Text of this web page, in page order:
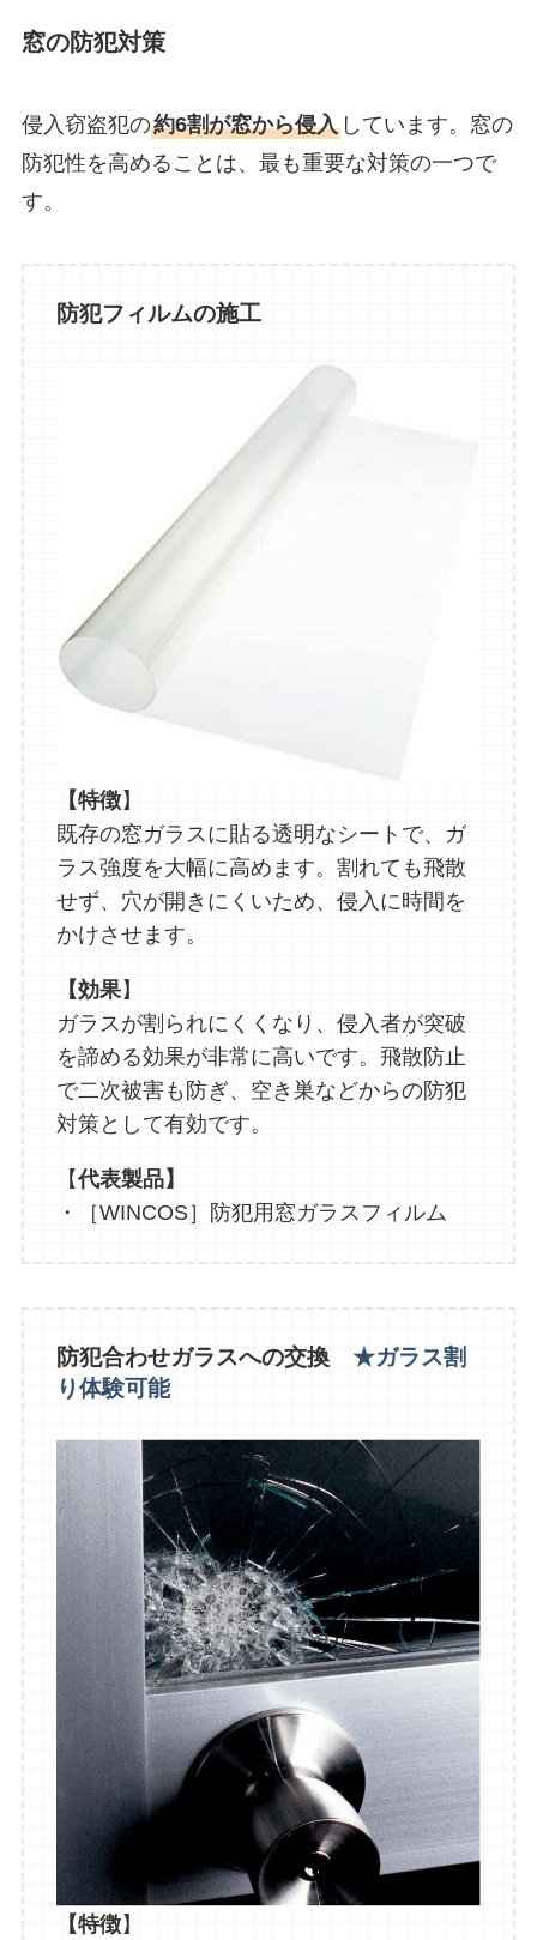
窓の防犯対策
侵入窃盗犯の約6割が窓から侵入しています。窓の
防犯性を高めることは、最も重要な対策の一つで
す。
防犯フィルムの施工
【特徴】
既存の窓ガラスに貼る透明なシートで、ガ
ラス強度を大幅に高めます。割れても飛散
せず、穴が開きにくいため、侵入に時間を
かけさせます。
【効果】
ガラスが割られにくくなり、侵入者が突破
を諦める効果が非常に高いです。飛散防止
で二次被害も防ぎ、空き巣などからの防犯
対策として有効です。
【代表製品】
・［WINCOS］防犯用窓ガラスフィルム
防犯合わせガラスへの交換 ★ガラス割
り体験可能
【特徴】